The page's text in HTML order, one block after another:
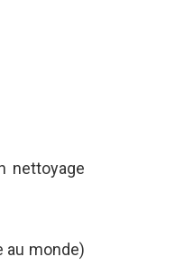
nettoyage
au monde)